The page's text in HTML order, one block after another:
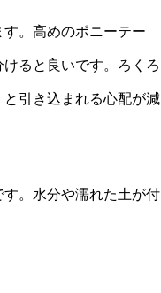
。高めのポニーテー
ると良いです。ろくろ
引き込まれる心配が減
。水分や濡れた土が付